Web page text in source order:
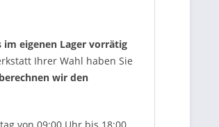
eigenen Lager vorrätig
Ihrer Wahl haben Sie
wir den